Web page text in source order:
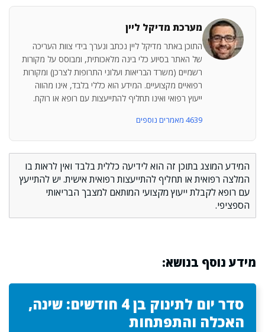
מערכת מדיקל ליין
התוכן באתר מדיקל ליין נכתב ונערך בידי צוות העריכה
של האתר בסיוע כלי בינה מלאכותית, ומבוסס על מקורות
רשמיים (משרד הבריאות ועלוני התרופות לצרכן) ומקורות
רפואיים מקצועיים. המידע הוא כללי בלבד, אינו מהווה
ייעוץ רפואי ואינו תחליף להתייעצות עם רופא או רוקח.
4639 מאמרים נוספים
המידע המוצג בתוכן זה הוא לידיעה כללית בלבד ואין לראות בו
המלצה רפואית או תחליף להתייעצות רפואית אישית. יש להתייעץ
עם רופא לקבלת ייעוץ מקצועי המותאם למצבך הבריאותי
הספציפי.
מידע נוסף בנושא:
סדר יום לתינוק בן 4 חודשים: שינה,
האכלה והתפתחות